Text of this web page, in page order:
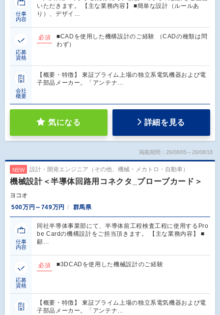
仕事
内容
いただきます。 【主な業務内容】 ■簡単な設計（ルールあ
り）、デザイ…
応募
資格
必須
■CADを使用した機構設計のご経験 （CADの種類は問
わず）
会社
概要
【概要・特徴】 東証プライム上場の独立系電気機器および電
子部品メーカー。「アンテナ…
気になる 詳細を見る
掲載期間：26/08/05～26/08/18
NEW 設計・開発エンジニア（その他、機械・メカトロ・自動車）
機械設計＜半導体回路用コネクタ_プローブカード＞
ヨコオ
500万円～749万円
群馬県
仕事
内容
同社半導体事業部にて、半導体前工程検査工程に使用するPro
be Cardの機構設計をご担当頂きます。 【主な業務内容】 ■
顧…
応募
資格
必須 ■3DCADを使用した機械設計のご経験
【概要・特徴】 東証プライム上場の独立系電気機器および電
子部品メーカー。「アンテナ…